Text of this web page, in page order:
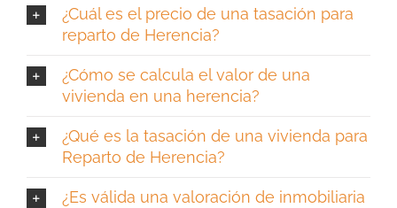
¿Cuál es el precio de una tasación para
reparto de Herencia?
¿Cómo se calcula el valor de una
vivienda en una herencia?
¿Qué es la tasación de una vivienda para
Reparto de Herencia?
¿Es válida una valoración de inmobiliaria